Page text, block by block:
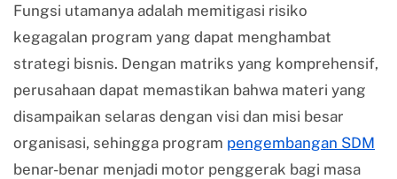
Fungsi utamanya adalah memitigasi risiko
kegagalan program yang dapat menghambat
strategi bisnis. Dengan matriks yang komprehensif,
perusahaan dapat memastikan bahwa materi yang
disampaikan selaras dengan visi dan misi besar
organisasi, sehingga program pengembangan SDM
benar-benar menjadi motor penggerak bagi masa